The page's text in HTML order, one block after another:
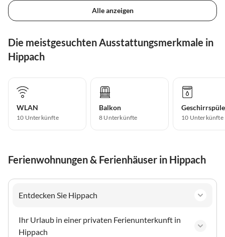
Alle anzeigen
Die meistgesuchten Ausstattungsmerkmale in
Hippach
WLAN
10 Unterkünfte
Balkon
8 Unterkünfte 10 Unterkünfte
Ferienwohnungen & Ferienhäuser in Hippach
Entdecken Sie Hippach
Ihr Urlaub in einer privaten Ferienunterkunft in
Hippach